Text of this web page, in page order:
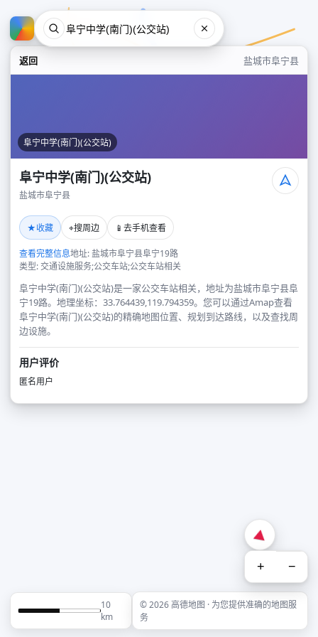
返回 盐城市阜宁县
阜宁中学(南门)(公交站)
阜宁中学(南门)(公交站)
盐城市阜宁县
★收藏 ⌖搜周边 📱 去手机查看
查看完整信息地址: 盐城市阜宁县阜宁19路
类型: 交通设施服务;公交车站;公交车站相关
阜宁中学(南门)(公交站)是一家公交车站相关，地址为盐城市阜宁县阜
宁19路。地理坐标：33.764439,119.794359。您可以通过Amap查看
阜宁中学(南门)(公交站)的精确地图位置、规划到达路线，以及查找周
边设施。
用户评价
匿名用户
+ −
10
km
© 2026 高德地图 · 为您提供准确的地图服
务